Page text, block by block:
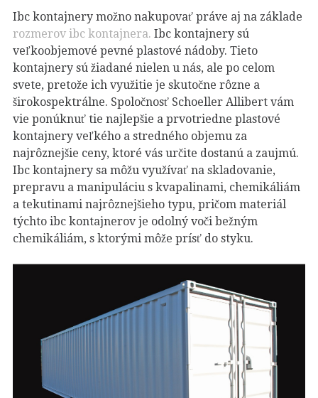
Ibc kontajnery možno nakupovať práve aj na základe
rozmerov ibc kontajnera. Ibc kontajnery sú
veľkoobjemové pevné plastové nádoby. Tieto
kontajnery sú žiadané nielen u nás, ale po celom
svete, pretože ich využitie je skutočne rôzne a
širokospektrálne. Spoločnosť Schoeller Allibert vám
vie ponúknuť tie najlepšie a prvotriedne plastové
kontajnery veľkého a stredného objemu za
najrôznejšie ceny, ktoré vás určite dostanú a zaujmú.
Ibc kontajnery sa môžu využívať na skladovanie,
prepravu a manipuláciu s kvapalinami, chemikáliám
a tekutinami najrôznejšieho typu, pričom materiál
týchto ibc kontajnerov je odolný voči bežným
chemikáliám, s ktorými môže prísť do styku.